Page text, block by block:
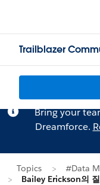
Trailblazer
Bring your
Dreamforce.
Topics
#Data
Bailey Erickson의